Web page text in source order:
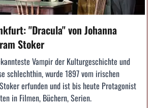
"Dracula" von Johanna
Stoker
Vampir der Kulturgeschichte und
schlechthin, wurde 1897 vom irischen
erfunden und ist bis heute Protagonist
in Filmen, Büchern, Serien.